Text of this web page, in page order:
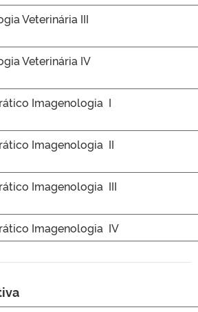
Veterinária III
Veterinária IV
Imagenologia I
Imagenologia II
Imagenologia III
Imagenologia IV